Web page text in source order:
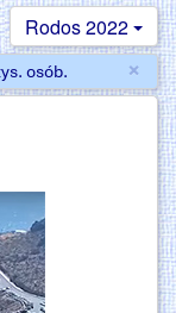
Rodos 2022
×
osób.